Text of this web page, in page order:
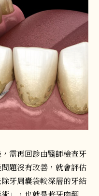
需再回診由醫師檢查牙
題沒有改善，就會評估
牙周囊袋較深層的牙結